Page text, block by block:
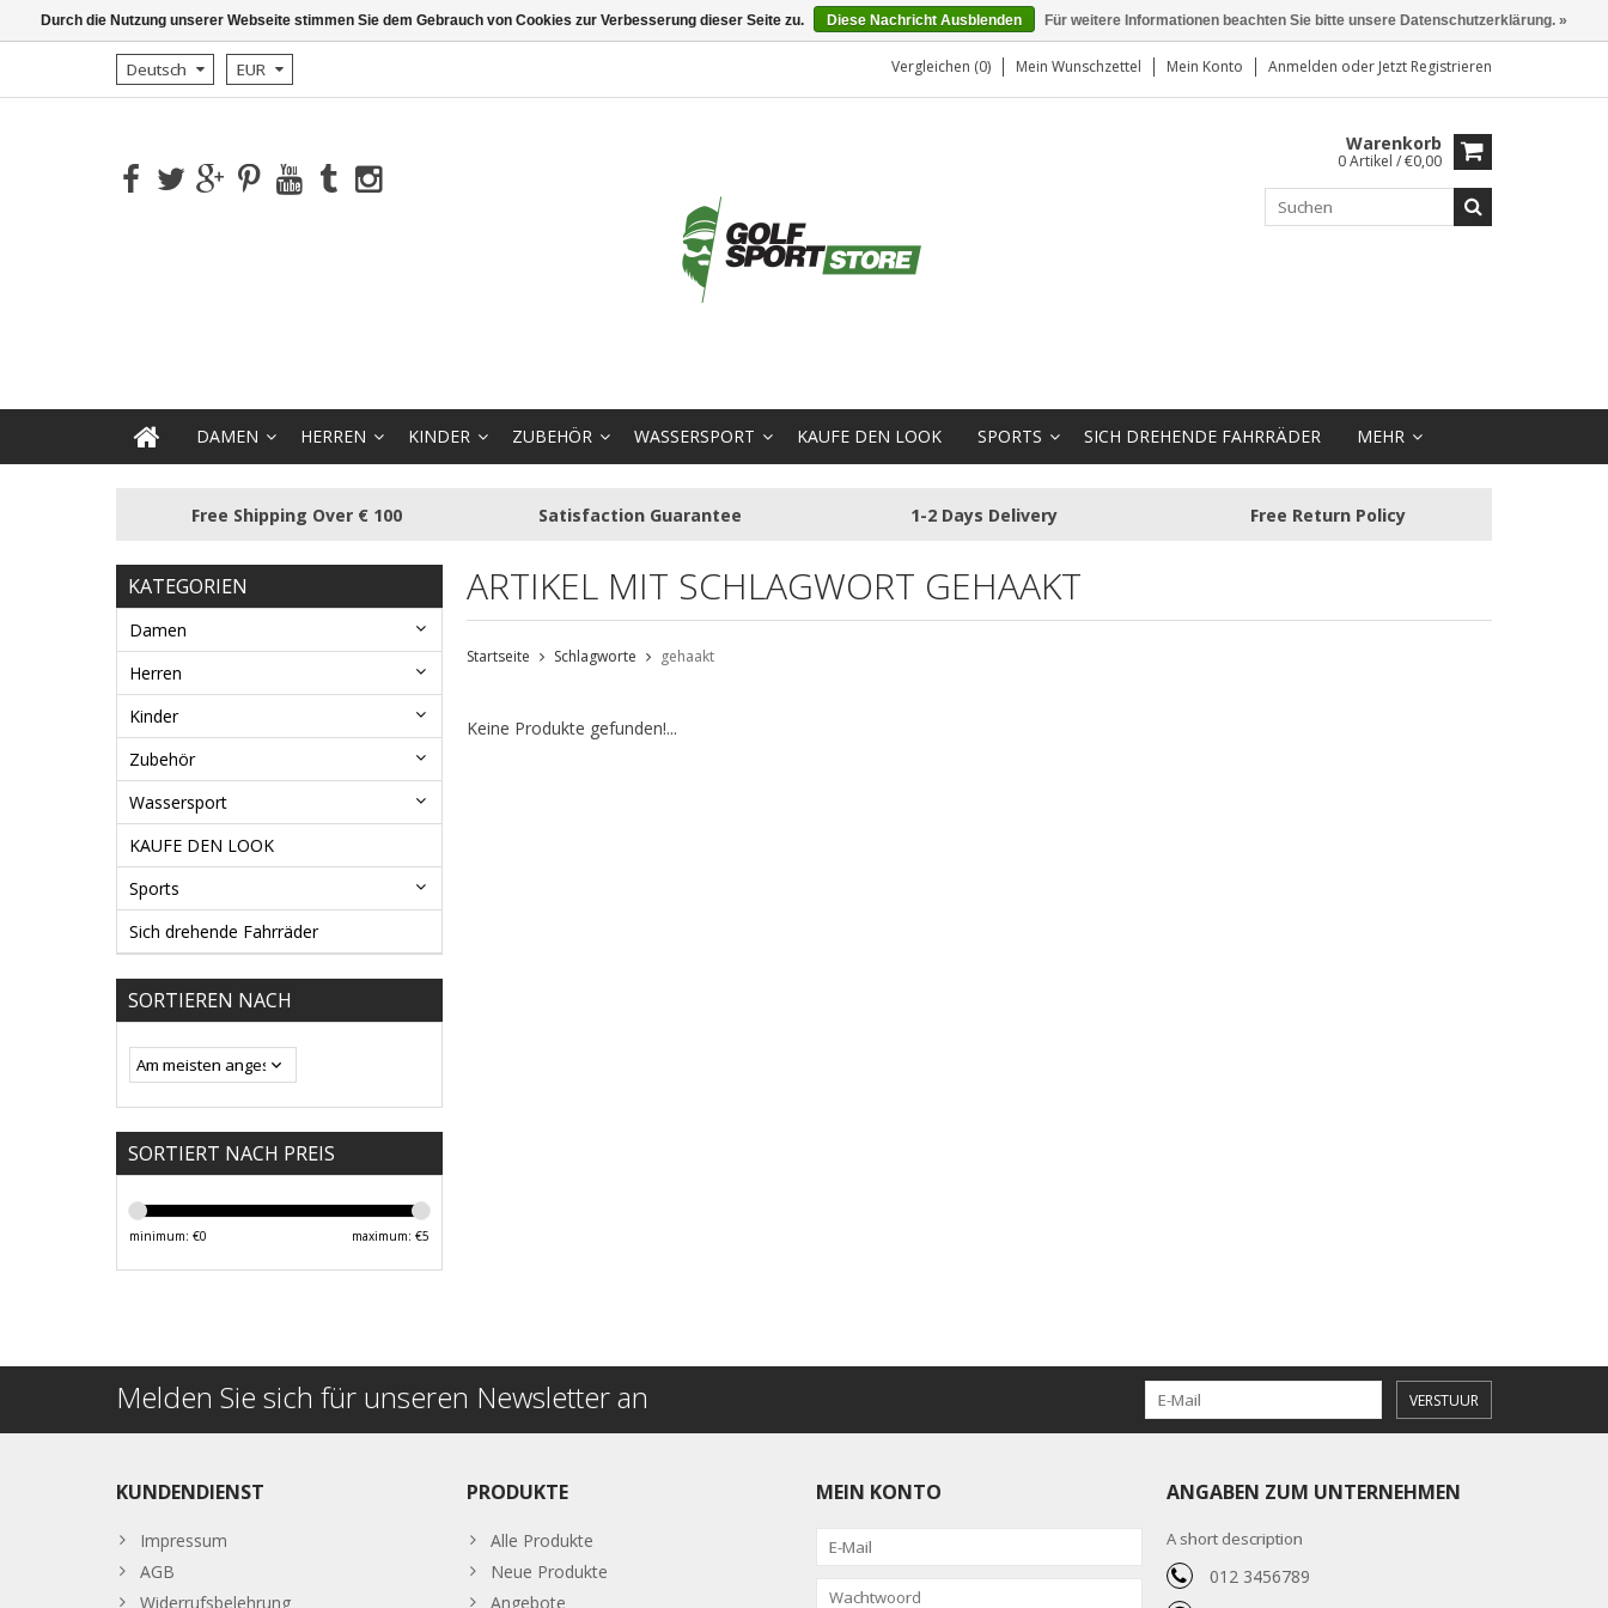
Deutsch EUR Vergleichen (0) Mein Wunschzettel Mein Konto Anmelden oder Jetzt Registrieren
Warenkorb
0 Artikel / €0,00
DAMEN HERREN KINDER ZUBEHÖR WASSERSPORT KAUFE DEN LOOK SPORTS SICH DREHENDE FAHRRÄDER MEHR
Free Shipping Over € 100 Satisfaction Guarantee 1-2 Days Delivery Free Return Policy
KATEGORIEN
Damen
Herren
Kinder
Zubehör
Wassersport
KAUFE DEN LOOK
Sports
Sich drehende Fahrräder
SORTIEREN NACH
SORTIERT NACH PREIS
minimum: €0 maximum: €5
ARTIKEL MIT SCHLAGWORT GEHAAKT
Startseite Schlagworte gehaakt
Keine Produkte gefunden!...
Melden Sie sich für unseren Newsletter an VERSTUUR
KUNDENDIENST
Impressum
AGB
Widerrufsbelehrung
PRODUKTE
Alle Produkte
Neue Produkte
Angebote
MEIN KONTO ANGABEN ZUM UNTERNEHMEN
A short description
012 3456789
Durch die Nutzung unserer Webseite stimmen Sie dem Gebrauch von Cookies zur Verbesserung dieser Seite zu. Diese Nachricht Ausblenden Für weitere Informationen beachten Sie bitte unsere Datenschutzerklärung. »